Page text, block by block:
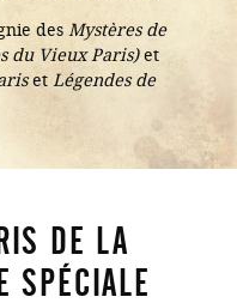
des Mystères de
du Vieux Paris)et
et Légendes de
DE LA
SPÉCIALE